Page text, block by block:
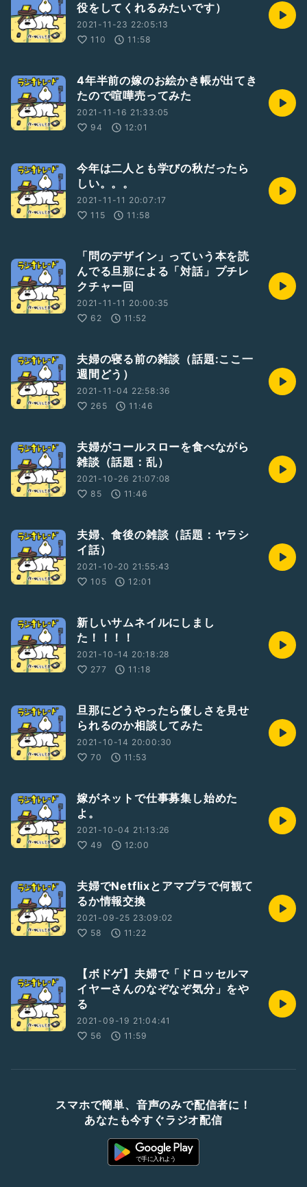
役をしてくれるみたいです）
2021-11-23 22:05:13
110
11:58
4年半前の嫁のお絵かき帳が出てき
たので喧嘩売ってみた
2021-11-16 21:33:05
94
12:01
今年は二人とも学びの秋だったら
しい。。。
2021-11-11 20:07:17
115
11:58
「問のデザイン」っていう本を読
んでる旦那による「対話」プチレ
クチャー回
2021-11-11 20:00:35
62
11:52
夫婦の寝る前の雑談（話題:ここ一
週間どう）
2021-11-04 22:58:36
265
11:46
夫婦がコールスローを食べながら
雑談（話題：乱）
2021-10-26 21:07:08
85
11:46
夫婦、食後の雑談（話題：ヤラシ
イ話）
2021-10-20 21:55:43
105
12:01
新しいサムネイルにしまし
た！！！！
2021-10-14 20:18:28
277
11:18
旦那にどうやったら優しさを見せ
られるのか相談してみた
2021-10-14 20:00:30
70
11:53
嫁がネットで仕事募集し始めた
よ。
2021-10-04 21:13:26
49
12:00
夫婦でNetflixとアマプラで何観て
るか情報交換
2021-09-25 23:09:02
58
11:22
【ボドゲ】夫婦で「ドロッセルマ
イヤーさんのなぞなぞ気分」をや
る
2021-09-19 21:04:41
56
11:59
スマホで簡単、音声のみで配信者に！
あなたも今すぐラジオ配信